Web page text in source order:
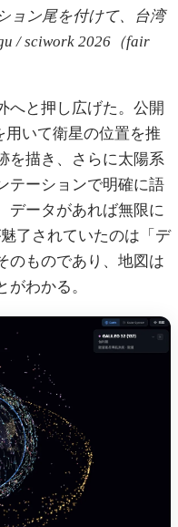
ョン尾を付けて、台湾
/ sciwork 2026（fair
へと押し広げた。公開
用いて衛星の位置を推
を描き、さらに太陽系
テーションで明確に語
データがあれば無限に
了されていたのは「デ
のものであり、地図は
わかる。